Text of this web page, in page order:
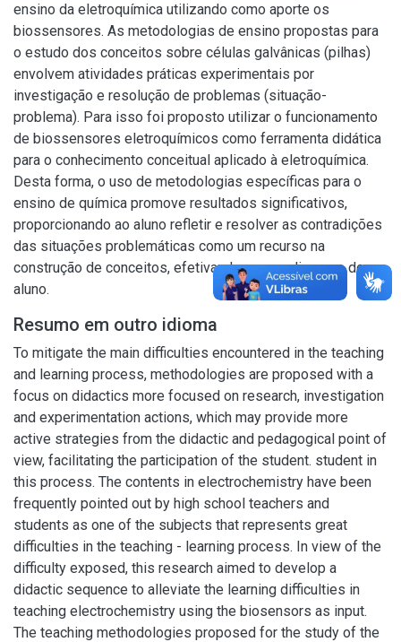
ensino da eletroquímica utilizando como aporte os
biossensores. As metodologias de ensino propostas para
o estudo dos conceitos sobre células galvânicas (pilhas)
envolvem atividades práticas experimentais por
investigação e resolução de problemas (situação-
problema). Para isso foi proposto utilizar o funcionamento
de biossensores eletroquímicos como ferramenta didática
para o conhecimento conceitual aplicado à eletroquímica.
Desta forma, o uso de metodologias específicas para o
ensino de química promove resultados significativos,
proporcionando ao aluno refletir e resolver as contradições
das situações problemáticas como um recurso na
construção de conceitos, efetivando a aprendizagem do
aluno.
Resumo em outro idioma
To mitigate the main difficulties encountered in the teaching
and learning process, methodologies are proposed with a
focus on didactics more focused on research, investigation
and experimentation actions, which may provide more
active strategies from the didactic and pedagogical point of
view, facilitating the participation of the student. student in
this process. The contents in electrochemistry have been
frequently pointed out by high school teachers and
students as one of the subjects that represents great
difficulties in the teaching - learning process. In view of the
difficulty exposed, this research aimed to develop a
didactic sequence to alleviate the learning difficulties in
teaching electrochemistry using the biosensors as input.
The teaching methodologies proposed for the study of the